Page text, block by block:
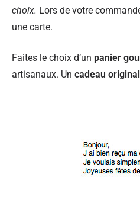
choix. Lors de votre
une carte.
Faites le choix d’un panier
artisanaux. Un cadeau original